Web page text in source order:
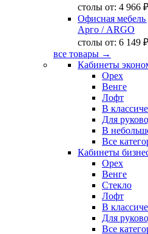
столы от: 4 966 ₽
Офисная мебель
Арго / ARGO
столы от: 6 149 ₽
все товары →
Кабинеты
Орех
Венге
Лофт
В
Для
В
Все
Кабинеты
Орех
Венге
Стекло
Лофт
В
Для
Все